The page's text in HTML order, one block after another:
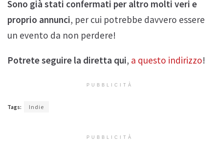
Sono già stati confermati per altro molti veri e
proprio annunci, per cui potrebbe davvero essere
un evento da non perdere!
Potrete seguire la diretta qui, a questo indirizzo!
PUBBLICITÀ
Tags: Indie
PUBBLICITÀ